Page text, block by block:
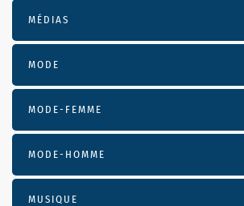
MÉDIAS
MODE
MODE-FEMME
MODE-HOMME
MUSIQUE